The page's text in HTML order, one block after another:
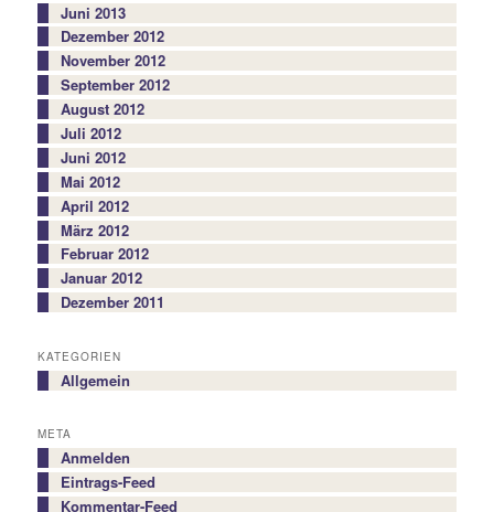
Juni 2013
Dezember 2012
November 2012
September 2012
August 2012
Juli 2012
Juni 2012
Mai 2012
April 2012
März 2012
Februar 2012
Januar 2012
Dezember 2011
KATEGORIEN
Allgemein
META
Anmelden
Eintrags-Feed
Kommentar-Feed